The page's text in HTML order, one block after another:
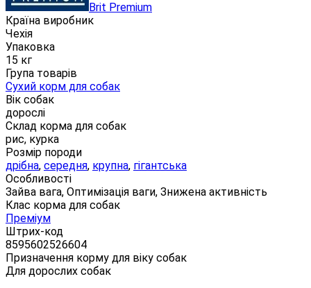
Brit Premium
Країна виробник
Чехія
Упаковка
15 кг
Група товарів
Сухий корм для собак
Вік собак
дорослі
Склад корма для собак
рис, курка
Розмір породи
дрібна, середня, крупна, гігантська
Особливості
Зайва вага, Оптимізація ваги, Знижена активність
Клас корма для собак
Преміум
Штрих-код
8595602526604
Призначення корму для віку собак
Для дорослих собак